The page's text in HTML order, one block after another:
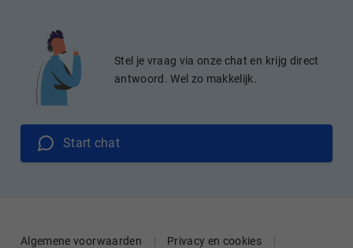
Stel je vraag via onze chat en krijg direct
antwoord. Wel zo makkelijk.
Start chat
Algemene voorwaarden
Privacy en cookies